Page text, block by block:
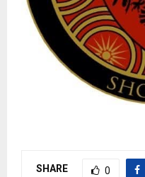
SHARE 0